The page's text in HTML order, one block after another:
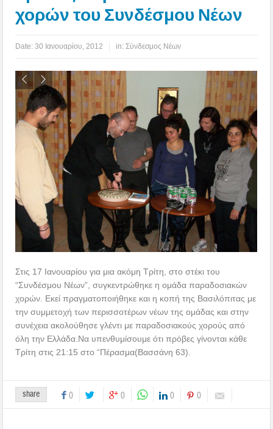
χορών του Συνδέσμου Νέων
Date:30 Ιανουαρίου, 2012 in:Σύνδεσμος Νέων
Στις 17 Ιανουαρίου για μια ακόμη Τρίτη, στο στέκι του
“Συνδέσμου Νέων”, συγκεντρώθηκε η ομάδα παραδοσιακών
χορών. Εκεί πραγματοποιήθηκε και η κοπή της Βασιλόπιτας με
την συμμετοχή των περισσοτέρων νέων της ομάδας και στην
συνέχεια ακολούθησε γλέντι με παραδοσιακούς χορούς από
όλη την Ελλάδα.Να υπενθυμίσουμε ότι πρόβες γίνονται κάθε
Τρίτη στις 21:15 στο “Πέρασμα(Βασσάνη 63).
share 0 0 0 0